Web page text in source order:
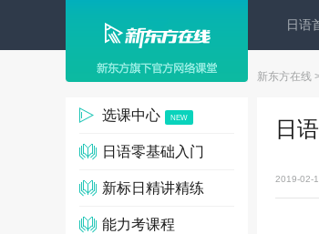
日语
新东方在线
选课中心 NEW
日语零基础入门
新标日精讲精练
能力考课程
日
2019-02-